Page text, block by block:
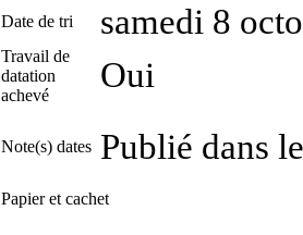
Date de tri samedi 8
Travail de
datation
achevé
Oui
Note(s) dates Publié dans
Papier et cachet